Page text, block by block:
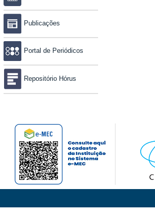
Publicações
Portal de Periódicos
Repositório Hórus